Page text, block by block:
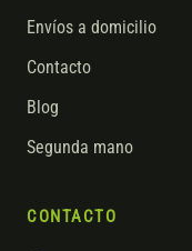
Envíos a domicilio
Contacto
Blog
Segunda mano
CONTACTO